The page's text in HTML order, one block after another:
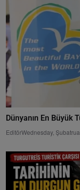
Dünyanın En Büyük
EditörWednesday,